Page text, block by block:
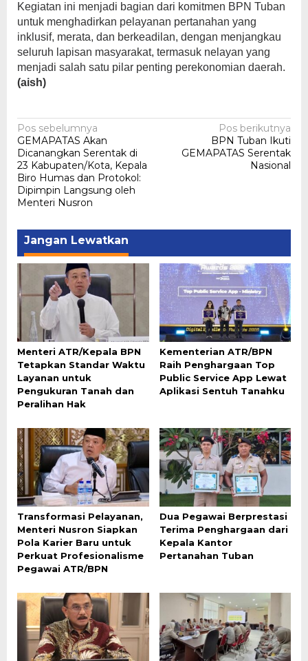
Kegiatan ini menjadi bagian dari komitmen BPN Tuban
untuk menghadirkan pelayanan pertanahan yang
inklusif, merata, dan berkeadilan, dengan menjangkau
seluruh lapisan masyarakat, termasuk nelayan yang
menjadi salah satu pilar penting perekonomian daerah.
(aish)
Navigasi
pos
Pos sebelumnya
GEMAPATAS Akan
Dicanangkan Serentak di
23 Kabupaten/Kota, Kepala
Biro Humas dan Protokol:
Dipimpin Langsung oleh
Menteri Nusron
Pos berikutnya
BPN Tuban Ikuti
GEMAPATAS Serentak
Nasional
Jangan Lewatkan
Menteri ATR/Kepala BPN
Tetapkan Standar Waktu
Layanan untuk
Pengukuran Tanah dan
Peralihan Hak
Kementerian ATR/BPN
Raih Penghargaan Top
Public Service App Lewat
Aplikasi Sentuh Tanahku
Transformasi Pelayanan,
Menteri Nusron Siapkan
Pola Karier Baru untuk
Perkuat Profesionalisme
Pegawai ATR/BPN
Dua Pegawai Berprestasi
Terima Penghargaan dari
Kepala Kantor
Pertanahan Tuban